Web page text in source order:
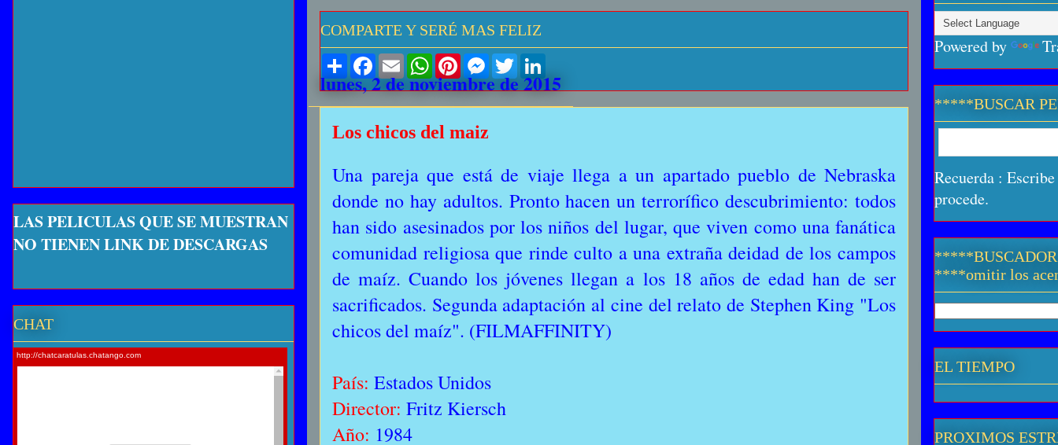
COMPARTE Y SERÉ MAS FELIZ
S
h
a
r
e
F
a
c
e
b
o
o
E
m
a
i
l
W
h
a
t
sA
p
P
i
n
t
e
e
M
e
s
s
e
T
w
i
t
t
i
n
k
e
lunes, 2 de noviembre de 2015
Los chicos del maiz
Una pareja que está de viaje llega a un apartado pueblo de Nebraska
donde no hay adultos. Pronto hacen un terrorífico descubrimiento: todos
han sido asesinados por los niños del lugar, que viven como una fanática
comunidad religiosa que rinde culto a una extraña deidad de los campos
de maíz. Cuando los jóvenes llegan a los 18 años de edad han de ser
sacrificados. Segunda adaptación al cine del relato de Stephen King "Los
chicos del maíz". (FILMAFFINITY)
País: Estados Unidos
Director: Fritz Kiersch
Año: 1984
LAS PELICULAS QUE SE MUESTRAN
NO TIENEN LINK DE DESCARGAS
CHAT
Powered by
*****BUSCAR
Recuerda :
procede.
****omitir los
EL TIEMPO
PROXIMOS